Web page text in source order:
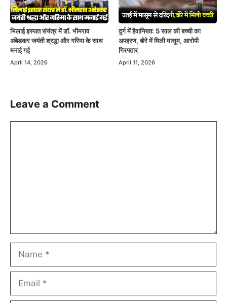
भिलाई इस्पात संयंत्र में डॉ. भीमराव
अंबेडकर जयंती श्रद्धा और गरिमा के साथ
मनाई गई
April 14, 2026
दुर्ग में हैवानियत: 5 साल की बच्ची का
अपहरण, बोरे में मिली मासूम, आरोपी
गिरफ्तार
April 11, 2026
Leave a Comment
Name
Email